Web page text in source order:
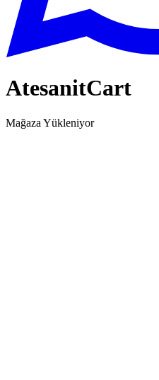
AtesanitCart
Mağaza Yükleniyor